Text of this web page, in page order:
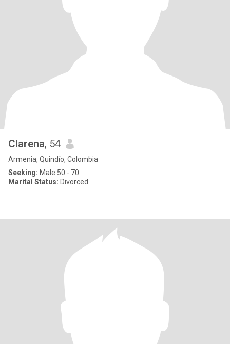
Clarena, 54
Armenia, Quindío, Colombia
Seeking: Male 50 - 70
Marital Status: Divorced